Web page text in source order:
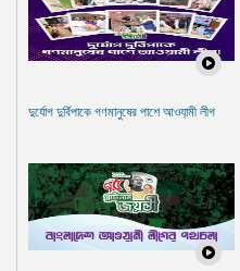
দুর্যোগ দুর্বিপাকে গণমানুষের পাশে আওযা়মী লীগ